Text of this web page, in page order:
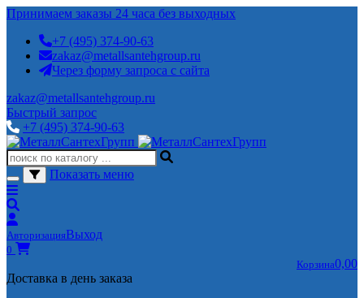
Принимаем заказы 24 часа без выходных
+7 (495) 374-90-63
zakaz@metallsantehgroup.ru
Через форму запроса с сайта
zakaz@metallsantehgroup.ru
Быстрый запрос
+7 (495) 374-90-63
Показать меню
АвторизацияВыход
0
Корзина0,00
Доставка в день заказа